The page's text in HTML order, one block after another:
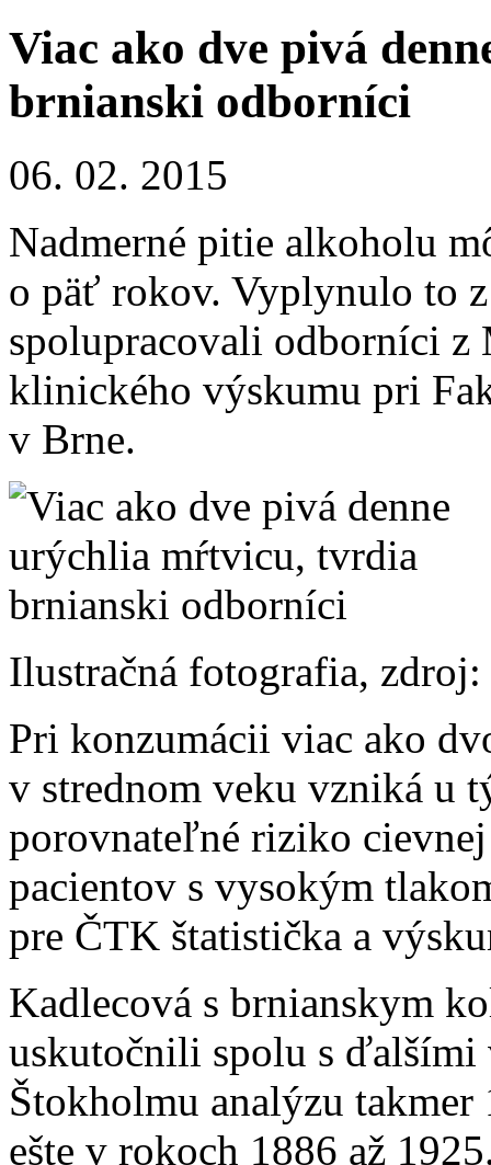
Viac ako dve pivá
brnianski odborníci
06. 02. 2015
Nadmerné pitie alkoholu
o päť rokov. Vyplynulo to
spolupracovali odborníci z
klinického výskumu pri
v Brne.
Ilustračná fotografia,
Pri konzumácii viac ako
v strednom veku vzniká u
porovnateľné riziko
pacientov s vysokým
pre ČTK štatistička a
Kadlecová s brnianskym
uskutočnili spolu s
Štokholmu analýzu
ešte v rokoch 1886 až